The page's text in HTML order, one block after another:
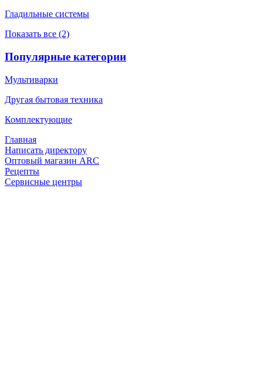
Гладильные системы
Показать все (2)
Популярные категории
Мультиварки
Другая бытовая техника
Комплектующие
Главная
Написать директору
Оптовый магазин ARC
Рецепты
Сервисные центры